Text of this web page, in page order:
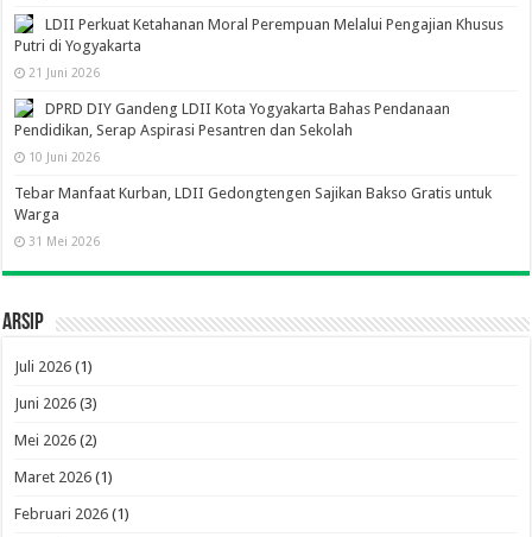
LDII Perkuat Ketahanan Moral Perempuan Melalui Pengajian Khusus
Putri di Yogyakarta
21 Juni 2026
DPRD DIY Gandeng LDII Kota Yogyakarta Bahas Pendanaan
Pendidikan, Serap Aspirasi Pesantren dan Sekolah
10 Juni 2026
Tebar Manfaat Kurban, LDII Gedongtengen Sajikan Bakso Gratis untuk
Warga
31 Mei 2026
Arsip
Juli 2026 (1)
Juni 2026 (3)
Mei 2026 (2)
Maret 2026 (1)
Februari 2026 (1)